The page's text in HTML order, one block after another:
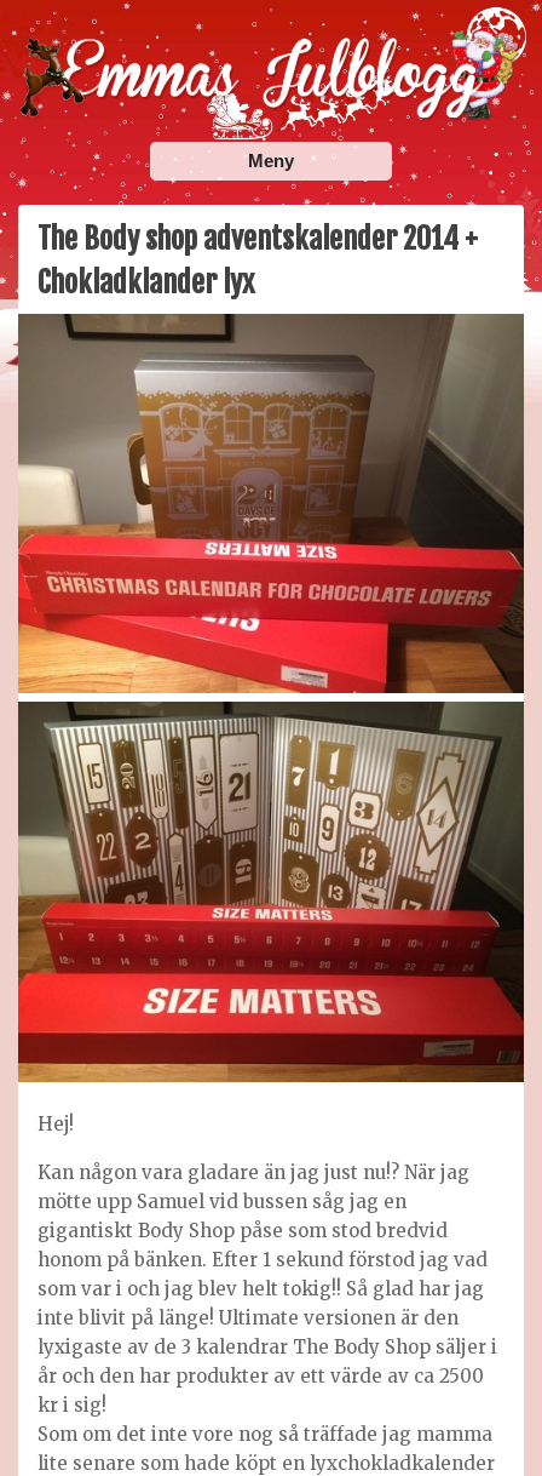
Skip
to
content
Emmas Julblogg
Julbloggar om julnyheter, julklappstips, julkalendrar,
adventskalendrar , julpyssel och julrecept!
Meny
The Body shop adventskalender 2014 +
Chokladklander lyx
Hej!
Kan någon vara gladare än jag just nu!? När jag
mötte upp Samuel vid bussen såg jag en
gigantiskt Body Shop påse som stod bredvid
honom på bänken. Efter 1 sekund förstod jag vad
som var i och jag blev helt tokig!! Så glad har jag
inte blivit på länge! Ultimate versionen är den
lyxigaste av de 3 kalendrar The Body Shop säljer i
år och den har produkter av ett värde av ca 2500
kr i sig!
Som om det inte vore nog så träffade jag mamma
lite senare som hade köpt en lyxchokladkalender